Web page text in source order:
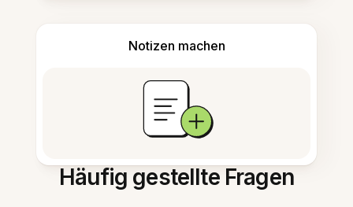
Notizen machen
Häufig gestellte Fragen